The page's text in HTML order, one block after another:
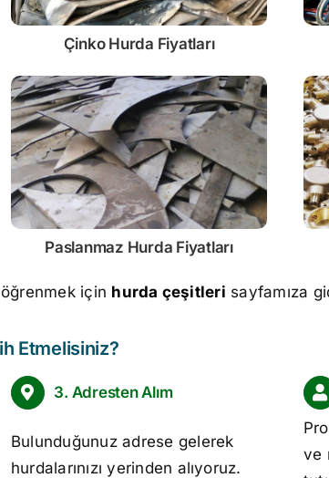
Çinko Hurda Fiyatları
Paslanmaz Hurda Fiyatları
öğrenmek için hurda çeşitleri sayfamıza
Etmelisiniz?
3. Adresten Alım
Bulunduğunuz adrese gelerek
hurdalarınızı yerinden alıyoruz.
ve